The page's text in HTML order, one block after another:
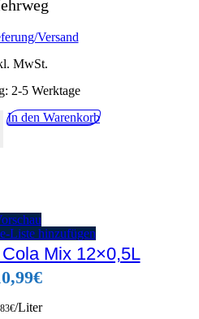
Versand
MwSt.
2-5 Werktage
24x0,33L Menge
In den Warenkorb
Liste hinzufügen
Mix 12×0,5L
€
€/Liter